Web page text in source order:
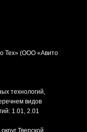
Тех» (ООО «Авито
технологий,
видов
1.01, 2.01
Тверской,